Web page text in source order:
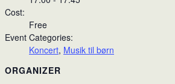
Cost:
Free
Event Categories:
Koncert, Musik til børn
ORGANIZER